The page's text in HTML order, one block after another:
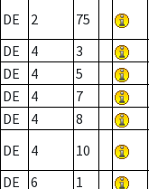
DE
2 75
DE
4 3
DE
4 5
DE
4 7
DE
4 8
DE
4 10
DE
6 1